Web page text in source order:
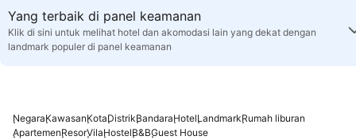
Yang terbaik di panel keamanan
Klik di sini untuk melihat hotel dan akomodasi lain yang dekat dengan
landmark populer di panel keamanan
NegaraKawasanKotaDistrikBandaraHotelLandmarkRumah liburan
ApartemenResorVilaHostelB&BGuest House